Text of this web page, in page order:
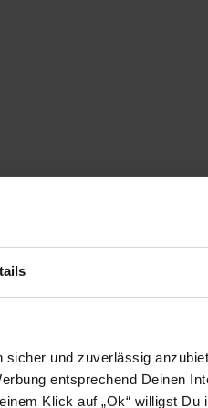
und zuverlässig
entsprechend Deinen
Klick auf „Ok“ willigst Du